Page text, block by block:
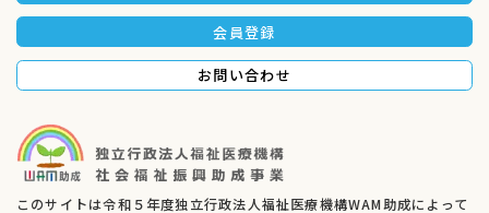
会員登録
お問い合わせ
このサイトは令和５年度独立行政法人福祉医療機構WAM助成によって